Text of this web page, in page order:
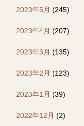
2023年5月 (245)
2023年4月 (207)
2023年3月 (135)
2023年2月 (123)
2023年1月 (39)
2022年12月 (2)